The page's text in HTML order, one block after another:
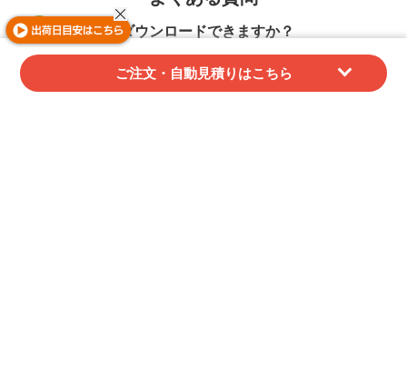
ご注文・自動見積りはこちら
領収証はダウンロードできますか？
ご注文後にマイページよりダウンロード可能で